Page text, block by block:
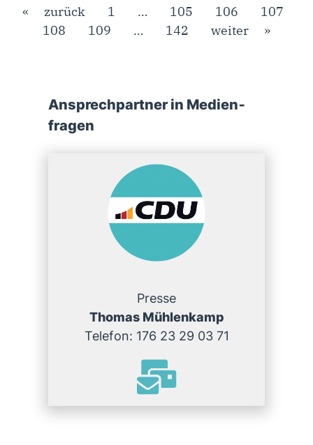
« zurück 1 … 105 106
107
108
109 … 142 weiter »
Ansprech­partner in Medien­
fragen
Presse
Thomas Mühlenkamp
Telefon: 176 23 29 03 71